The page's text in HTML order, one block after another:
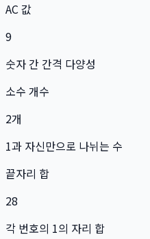
AC 값
9
숫자 간 간격 다양성
소수 개수
2개
1과 자신만으로 나뉘는 수
끝자리 합
28
각 번호의 1의 자리 합